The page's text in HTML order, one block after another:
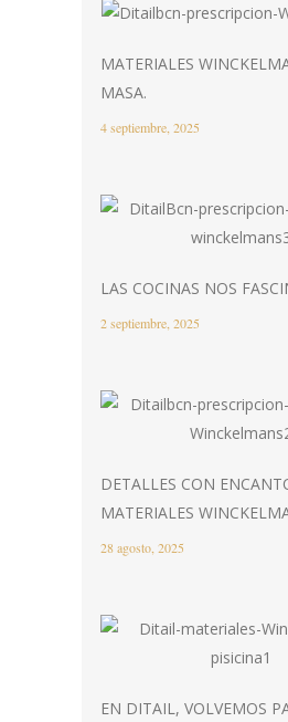
MATERIALES
MASA.
4 septiembre, 2025
LAS COCINAS NOS
2 septiembre, 2025
DETALLES CON
MATERIALES
28 agosto, 2025
EN DITAIL, VOLVEMOS